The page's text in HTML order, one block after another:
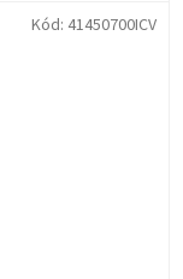
Kód: 41450700ICV